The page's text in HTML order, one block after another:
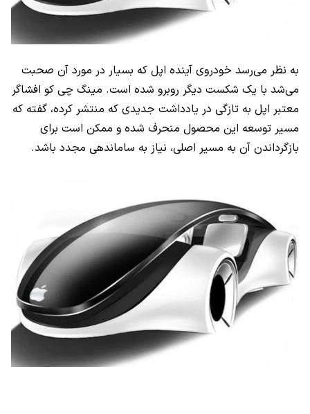
به نظر می‌رسد خودروی آینده اپل که بسیار در مورد آن صحبت
می‌شد با یک شکست دیگر روبرو شده است. مینگ چی کو افشاگر
معتبر اپل به تازگی در یادداشت جدیدی که منتشر کرده، گفته که
مسیر توسعه این محصول منحرف شده و ممکن است برای
بازگرداندن آن به مسیر اصلی، نیاز به ساماندهی مجدد باشد.